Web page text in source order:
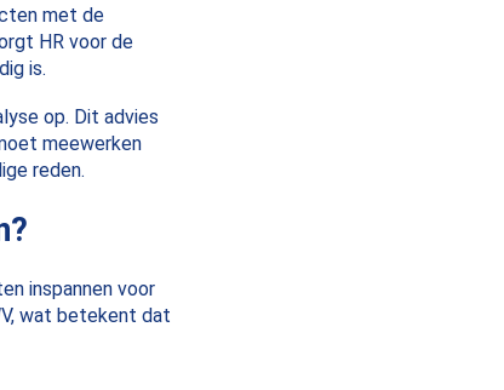
met de
HR voor de
is.
op. Dit advies
meewerken
reden.
inspannen voor
wat betekent dat